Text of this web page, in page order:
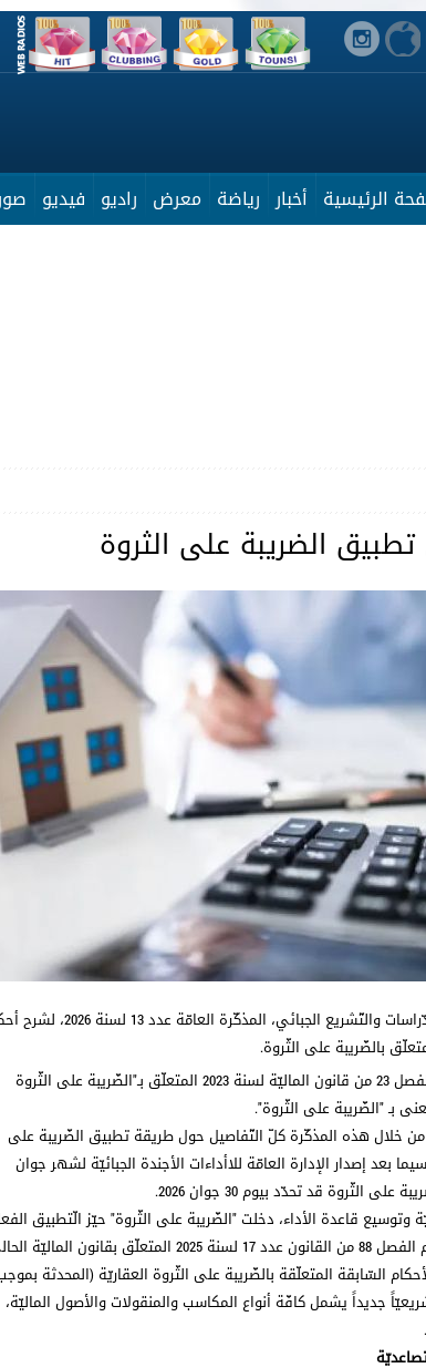
الرئيسية أخبار رياضة معرض راديو فيديو
تطبيق الضريبة على الثروة
أصدرت وزارة الماليّة، عبر الإدارة العامّة للدّراسات والتّشريع الجبائي، المذكّرة
ويأتي هذا الإجراء ليعوّض رسميّاً أحكام الفصل 23 من قانون الماليّة لسنة 2023 المتعلّق بـ"الضّريبة على الثّروة
بـ "الضّريبة على الثّروة".
من خلال هذه المذكّرة كلّ التّفاصيل حول طريقة تطبيق الضّريبة على
بعد إصدار الإدارة العامّة للاأداءات الأجندة الجبائيّة لشهر جوان
قد تحدّد بيوم 30 جوان 2026.
وتوسيع قاعدة الأداء، دخلت "الضّريبة على الثّروة" حيّز الّتطبيق
السّابقة المتعلّقة بالضّريبة على الثّروة العقاريّة (المحدثة
توجّهاً تشريعيّاً جديداً يشمل كافّة أنواع المكاسب والمنقولات والأصول الماليّة،